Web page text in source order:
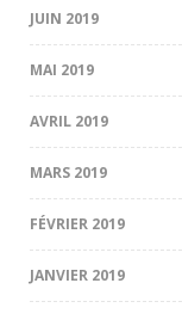
JUIN 2019
MAI 2019
AVRIL 2019
MARS 2019
FÉVRIER 2019
JANVIER 2019